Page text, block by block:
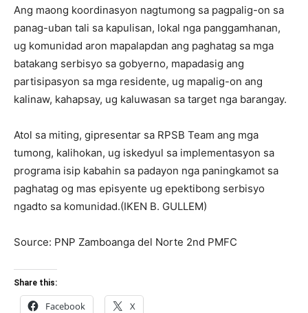
Ang maong koordinasyon nagtumong sa pagpalig-on sa
panag-uban tali sa kapulisan, lokal nga panggamhanan,
ug komunidad aron mapalapdan ang paghatag sa mga
batakang serbisyo sa gobyerno, mapadasig ang
partisipasyon sa mga residente, ug mapalig-on ang
kalinaw, kahapsay, ug kaluwasan sa target nga barangay.
Atol sa miting, gipresentar sa RPSB Team ang mga
tumong, kalihokan, ug iskedyul sa implementasyon sa
programa isip kabahin sa padayon nga paningkamot sa
paghatag og mas episyente ug epektibong serbisyo
ngadto sa komunidad.(IKEN B. GULLEM)
Source: PNP Zamboanga del Norte 2nd PMFC
Share this:
Facebook X